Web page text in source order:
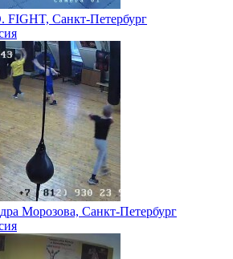
FIGHT, Санкт-Петербург
Морозова, Санкт-Петербург